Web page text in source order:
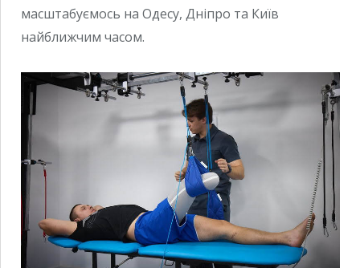
масштабуємось на Одесу, Дніпро та Київ
найближчим часом.